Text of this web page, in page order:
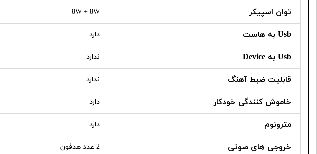
توان اسپیکر 8W + 8W
Usb به هاست دارد
Usb به Device ندارد
قابلیت ضبط آهنگ ندارد
خاموش کنندگی خودکار دارد
مترونوم دارد
خروجی های صوتی 2 عدد هدفون